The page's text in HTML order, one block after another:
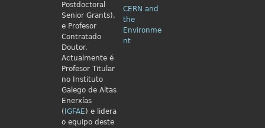
Postdoctoral
Senior Grants),
e Profesor
Contratado
Doutor.
Actualmente é
Profesor Titular
no Instituto
Galego de Altas
Enerxías
( IGFAE) e lidera
o equipo deste
CERN and
the
Environme
nt